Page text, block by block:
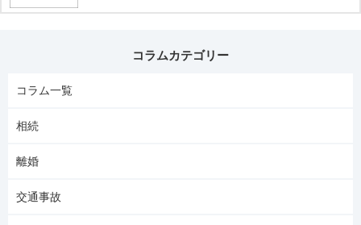
コラムカテゴリー
コラム一覧
相続
離婚
交通事故